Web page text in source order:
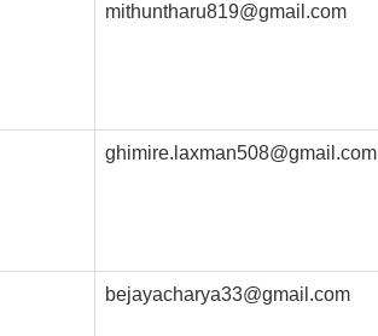
mithuntharu819@gmail.com
ghimire.laxman508@gmail.com
bejayacharya33@gmail.com